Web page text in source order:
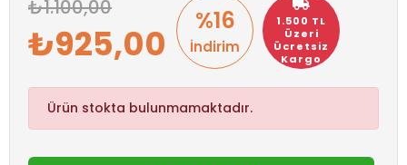
1.500 TL
Üzeri
Ücretsiz
Kargo
%16
İndirim
1.100,00
925,00
Ürün stokta bulunmamaktadır.